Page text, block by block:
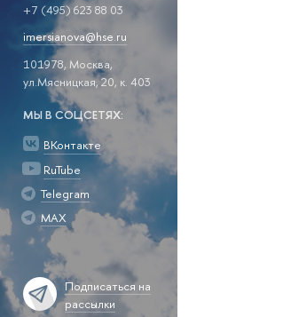
+7 (495) 623 88 03
imersianova@hse.ru
101978, Москва,
ул.Мясницкая, 20, к. 403
МЫ В СОЦСЕТЯХ:
ВКонтакте
RuTube
Telegram
MAX
Подписаться на
рассылки